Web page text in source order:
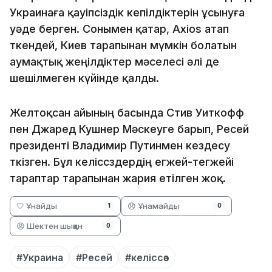
Украинаға қауіпсіздік кепілдіктерін ұсынуға
уәде берген. Сонымен қатар, Axios атап
өткендей, Киев тарапынан мүмкін болатын
аумақтық жеңілдіктер мәселесі әлі де
шешілмеген күйінде қалды.
Желтоқсан айының басында Стив Уиткофф
пен Джаред Кушнер Мәскеуге барып, Ресей
президенті Владимир Путинмен кездесу
өткізген. Бұл келіссөздердің егжей-тегжейі
тараптар тарапынан жария етілген жоқ.
🤍 Ұнайды 1 😞 Ұнамайды 0
😡 Шектен шыққан 0
#Украина #Ресей #келіссөз